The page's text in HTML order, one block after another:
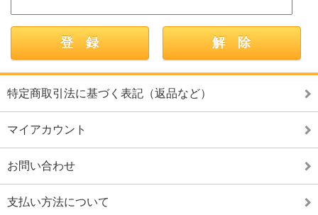
特定商取引法に基づく表記（返品など）
マイアカウント
お問い合わせ
支払い方法について